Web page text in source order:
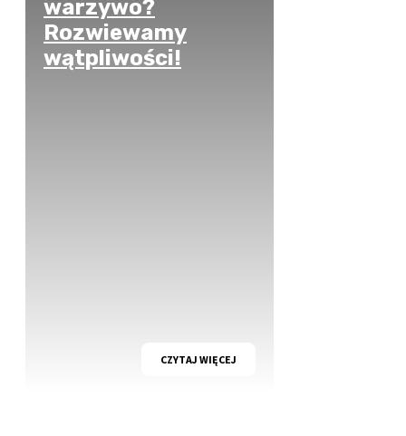
warzywo?
Rozwiewamy
wątpliwości!
CZYTAJ WIĘCEJ